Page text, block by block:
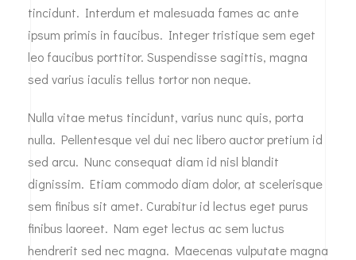
tincidunt. Interdum et malesuada fames ac ante
ipsum primis in faucibus. Integer tristique sem eget
leo faucibus porttitor. Suspendisse sagittis, magna
sed varius iaculis tellus tortor non neque.
Nulla vitae metus tincidunt, varius nunc quis, porta
nulla. Pellentesque vel dui nec libero auctor pretium id
sed arcu. Nunc consequat diam id nisl blandit
dignissim. Etiam commodo diam dolor, at scelerisque
sem finibus sit amet. Curabitur id lectus eget purus
finibus laoreet. Nam eget lectus ac sem luctus
hendrerit sed nec magna. Maecenas vulputate magna